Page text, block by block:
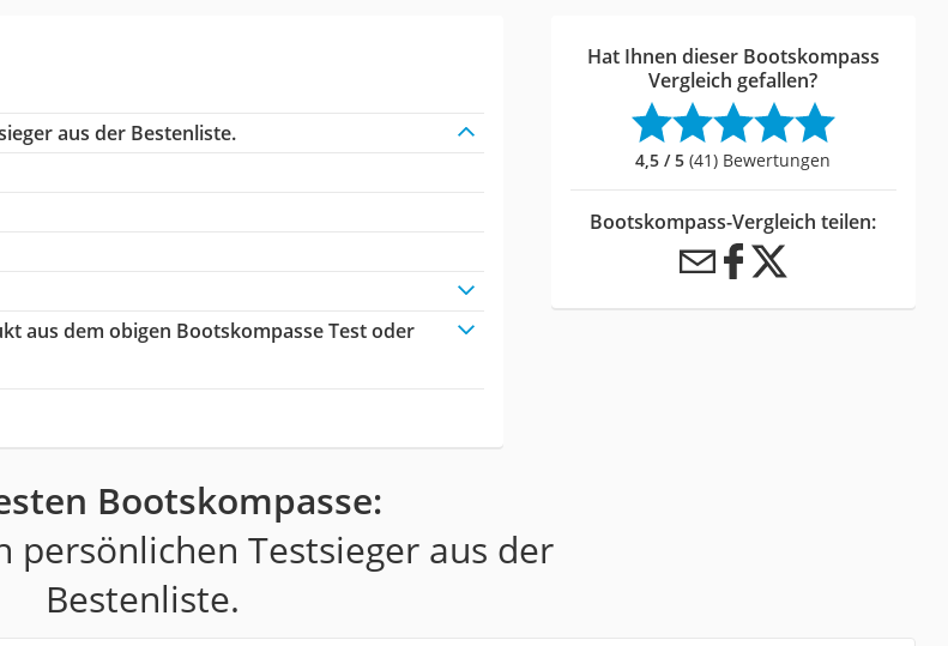
aus der Bestenliste.
aus dem obigen Bootskompasse Test oder
Hat Ihnen dieser Bootskompass
Vergleich gefallen?
4,5 / 5 (41) Bewertungen
Bootskompass-Vergleich teilen:
Bootskompasse:
persönlichen Testsieger aus der
Bestenliste.